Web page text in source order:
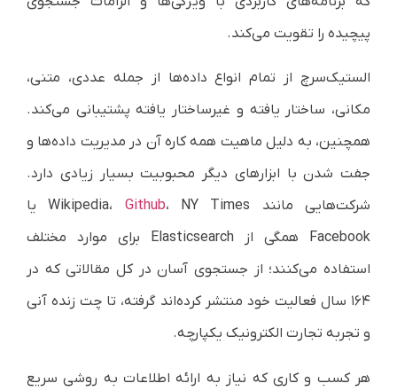
پیچیده را تقویت می‌کند.
الستیک‌سرچ از تمام انواع داده‌ها از جمله عددی، متنی،
مکانی، ساختار یافته و غیرساختار یافته پشتیبانی می‌کند.
همچنین، به دلیل ماهیت همه کاره آن در مدیریت داده‌ها و
جفت شدن با ابزارهای دیگر محبوبیت بسیار زیادی دارد.
شرکت‌هایی مانند
Wikipedia، Github، NY Times
یا
Facebook همگی از Elasticsearch برای موارد مختلف
استفاده می‌کنند؛ از جستجوی آسان در کل مقالاتی که در
۱۶۴ سال فعالیت خود منتشر کرده‌اند گرفته، تا چت زنده آنی
و تجربه تجارت الکترونیک یکپارچه.
هر کسب و کاری که نیاز به ارائه اطلاعات به روشی سریع